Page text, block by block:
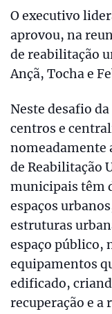
O executivo
aprovou, na
de reabilitação
Ançã, Tocha e
Neste desafio
centros e
nomeadamente
de Reabilitação
municipais têm
espaços
estruturas
espaço público,
equipamentos
edificado,
recuperação e a